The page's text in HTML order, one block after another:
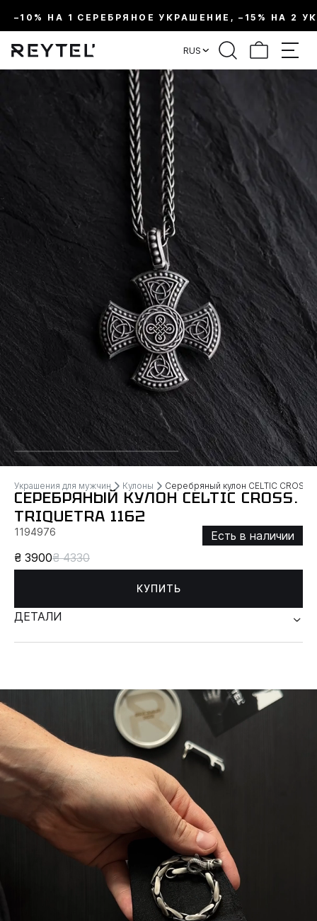
–10% НА 1 СЕРЕБРЯНОЕ УКРАШЕНИЕ, –15% НА 2
RUS
Украшения для мужчин Кулоны Серебряный кулон CELTIC CROSS.
СЕРЕБРЯНЫЙ КУЛОН CELTIC CROSS.
TRIQUETRA 1162
1194976
Есть в наличии
₴ 3900₴ 4330
КУПИТЬ
ДЕТАЛИ